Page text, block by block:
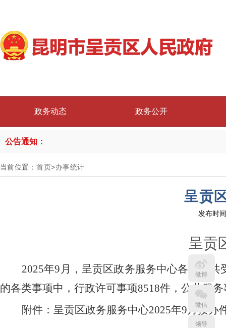
政务动态 政务公开
公告通知：
微博
微信
领导
当前位置：首页>办事统计
呈贡
发布时
呈贡
2025年9 月，呈贡区政务服务中心各窗口共
的各类事项中，行政许可事项8518件，公共服
附件： 呈贡区政务服务中心2025年9 月接办